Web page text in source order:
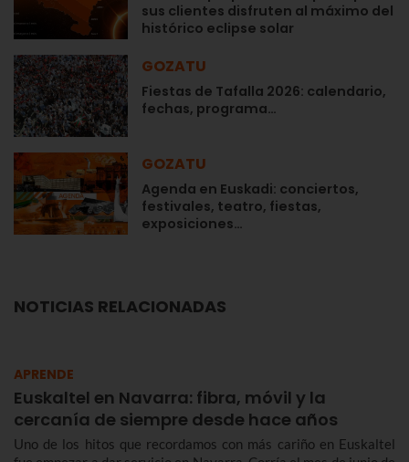
sus clientes disfruten al máximo del
histórico eclipse solar
GOZATU
Fiestas de Tafalla 2026: calendario,
fechas, programa…
GOZATU
Agenda en Euskadi: conciertos,
festivales, teatro, fiestas,
exposiciones…
NOTICIAS RELACIONADAS
APRENDE
Euskaltel en Navarra: fibra, móvil y la
cercanía de siempre desde hace años
Uno de los hitos que recordamos con más cariño en Euskaltel